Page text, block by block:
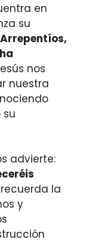
en
su
Arrepentíos,
nos
nuestra
advierte:
la
y